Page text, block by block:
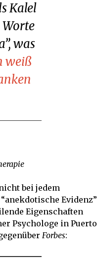
Kalel
was
weiß
bei jedem
Evidenz”
Eigenschaften
Psychologe in Puerto
Forbes: